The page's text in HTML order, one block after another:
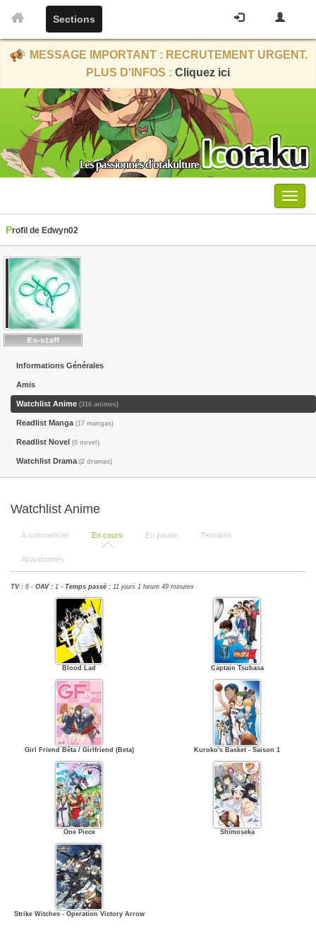
Sections
MESSAGE IMPORTANT : RECRUTEMENT URGENT.
PLUS D'INFOS : Cliquez ici
Menu
Profil de Edwyn02
Informations Générales
Amis
Watchlist Anime (316 animes)
Readlist Manga (17 mangas)
Readlist Novel (0 novel)
Watchlist Drama (2 dramas)
Watchlist Anime
À commencer En cours En pause Terminés
Abandonnés
TV : 6 - OAV : 1 - Temps passé : 11 jours 1 heure 49 minutes
Blood Lad Captain Tsubasa
Girl Friend Bêta / Girlfriend (Beta) Kuroko's Basket - Saison 1
One Piece Shimoseka
Strike Witches - Operation Victory Arrow